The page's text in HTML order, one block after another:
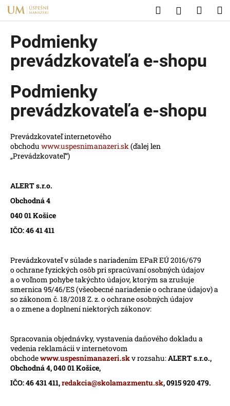
Prejsť
na
obsah
Hľadať
Podmienky
prevádzkovateľa e-shopu
Podmienky
prevádzkovateľa e-shopu
Prevádzkovateľ internetového
obchodu www.uspesnimanazeri.sk(ďalej len
„Prevádzkovateľ“)
ALERT s.r.o.
Obchodná 4
040 01 Košice
IČO: 46 41 411
Prevádzkovateľ v súlade s nariadením EPaR EÚ 2016/679
o ochrane fyzických osôb pri spracúvaní osobných údajov
a o voľnom pohybe takýchto údajov, ktorým sa zrušuje
smernica 95/46/ES (všeobecné nariadenie o ochrane údajov) a
so zákonom č. 18/2018 Z. z. o ochrane osobných údajov
a o zmene a doplnení niektorých zákonov:
Spracovania objednávky, vystavenia daňového dokladu a
vedenia reklamácii v internetovom
obchodewww.uspesnimanazeri.skv rozsahu:ALERT s.r.o.,
Obchodná 4, 040 01 Košice,
IČO: 46 431 411,redakcia@skolamazmentu.sk, 0915 920 479.
o
Č
o
p
o
t
r
e
b
u
e
t
e
n
j
s
ť
?
HĽADAŤ